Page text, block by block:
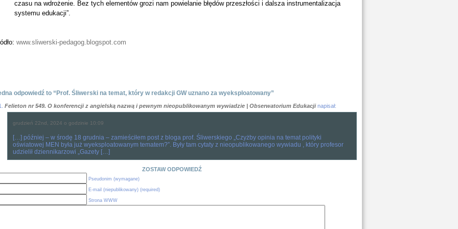
czasu na wdrożenie. Bez tych elementów grozi nam powielanie błędów przeszłości i dalsza instrumentalizacja
systemu edukacji”.
www.sliwerski-pedagog.blogspot.com
odpowiedź to “Prof. Śliwerski na temat, który w redakcji GW uznano za wyeksploatowany”
Felieton nr 549. O konferencji z angielską nazwą i pewnym nieopublikowanym wywiadzie | Obserwatorium Edukacji napisał:
grudzień 22nd, 2024 o godzinie 10:09
[…] później – w środę 18 grudnia – zamieściłem post z bloga prof. Śliwerskiego „Czyżby opinia na temat polityki
oświatowej MEN była już wyeksploatowanym tematem?”. Były tam cytaty z nieopublikowanego wywiadu , który profesor
udzielił dziennikarzowi „Gazety […]
ZOSTAW ODPOWIEDŹ
Pseudonim (wymagane)
E-mail (niepublikowany) (required)
Strona WWW